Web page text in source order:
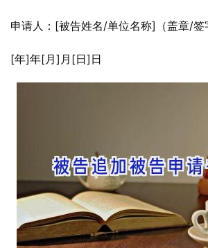
申请人：[被告姓名/单位名称]（盖章/签
[年]年[月]月[日]日